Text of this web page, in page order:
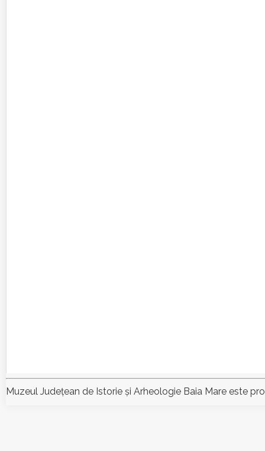
Muzeul Judeţean de Istorie şi Arheologie Baia Mare este